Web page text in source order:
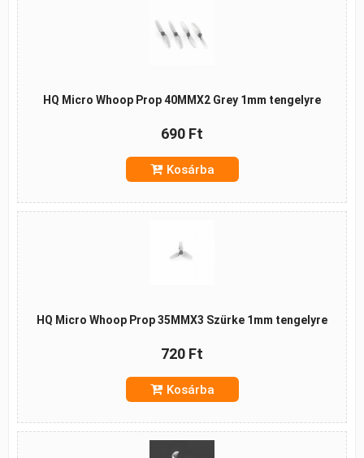
HQ Micro Whoop Prop 40MMX2 Grey 1mm tengelyre
690 Ft
Kosárba
HQ Micro Whoop Prop 35MMX3 Szürke 1mm tengelyre
720 Ft
Kosárba